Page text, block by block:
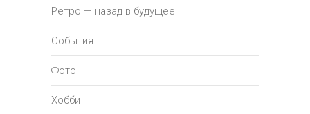
Ретро — назад в будущее
События
Фото
Хобби